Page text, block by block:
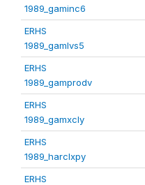
1989_gaminc6
ERHS
1989_gamlvs5
ERHS
1989_gamprodv
ERHS
1989_gamxcly
ERHS
1989_harclxpy
ERHS